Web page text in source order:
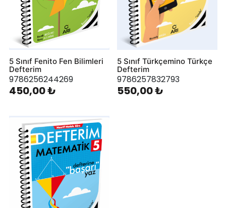
5 Sınıf Fenito Fen Bilimleri
Defterim
9786256244269
450,00 ₺
5 Sınıf Türkçemino Türkçe
Defterim
9786257832793
550,00 ₺